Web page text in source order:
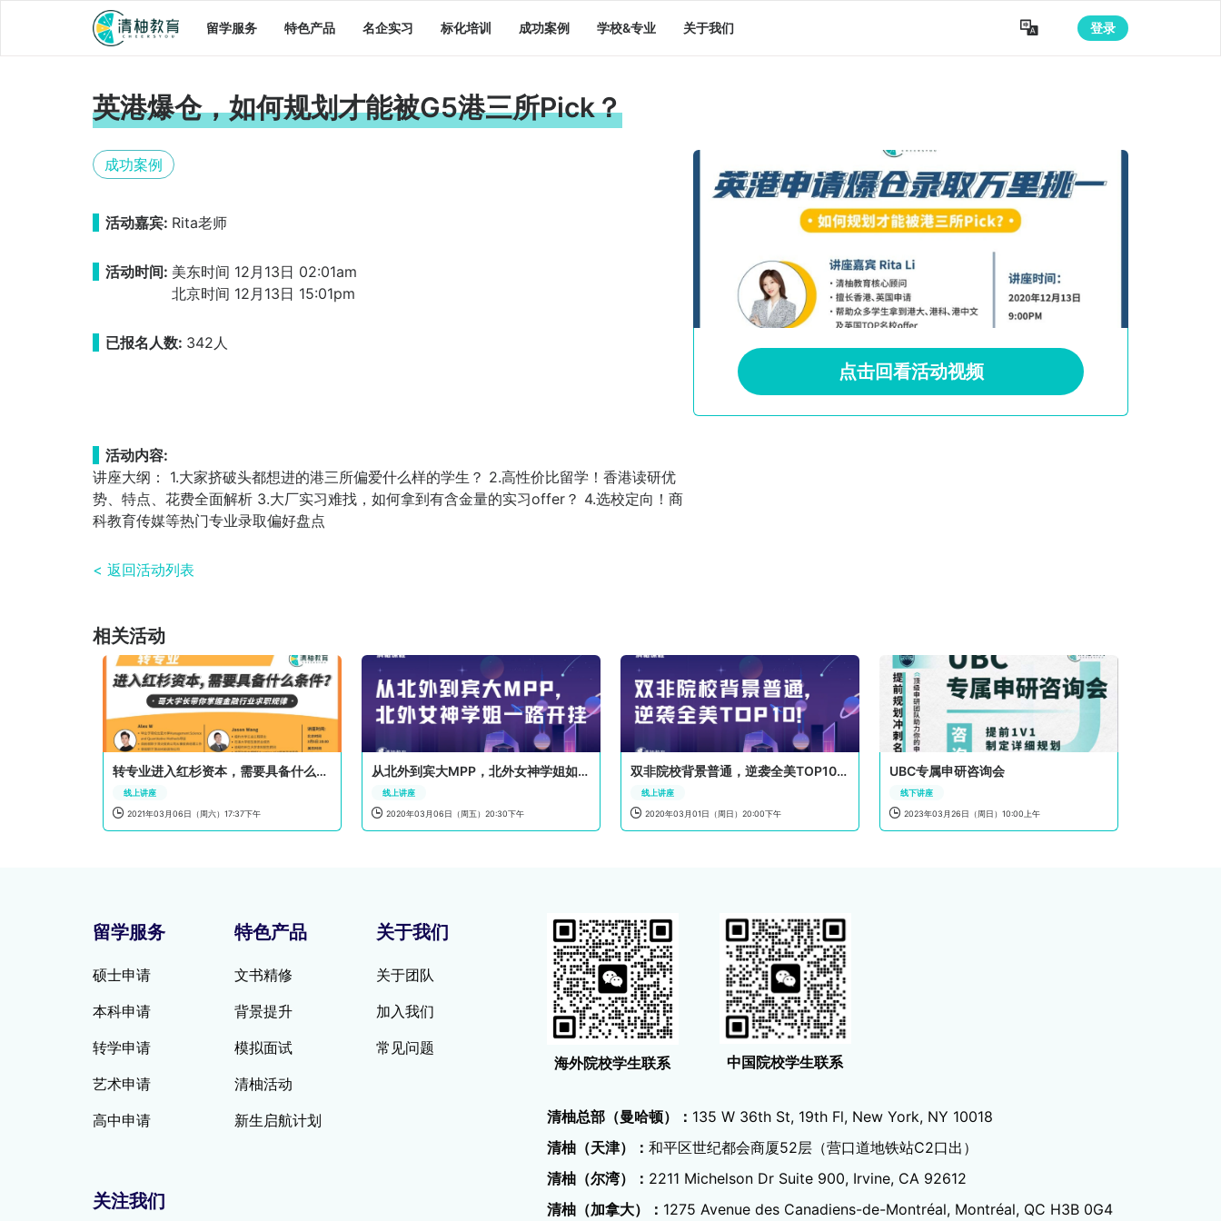
留学服务 特色产品 名企实习 标化培训 成功案例 学校&专业 关于我们 登录

英港爆仓，如何规划才能被G5港三所Pick？
点击回看活动视频
成功案例
活动嘉宾: Rita老师
活动时间: 美东时间 12月13日 02:01am
北京时间 12月13日 15:01pm
已报名人数: 342人
活动内容:
讲座大纲： 1.大家挤破头都想进的港三所偏爱什么样的学生？ 2.高性价比留学！香港读研优
势、特点、花费全面解析 3.大厂实习难找，如何拿到有含金量的实习offer？ 4.选校定向！商
科教育传媒等热门专业录取偏好盘点
< 返回活动列表
相关活动
转专业进入红杉资本，需要具备什么条件？
线上讲座
 2021年03月06日（周六）17:37下午
从北外到宾大MPP，北外女神学姐如何一路开挂
线上讲座
 2020年03月06日（周五）20:30下午
双非院校背景普通，逆袭全美TOP10！
线上讲座
 2020年03月01日（周日）20:00下午
UBC专属申研咨询会
线下讲座
 2023年03月26日（周日）10:00上午
留学服务
硕士申请
本科申请
转学申请
艺术申请
高中申请
特色产品
文书精修
背景提升
模拟面试
清柚活动
新生启航计划
关于我们
关于团队
加入我们
常见问题
关注我们
海外院校学生联系 中国院校学生联系
清柚总部（曼哈顿）： 135 W 36th St, 19th Fl, New York, NY 10018
清柚（天津）： 和平区世纪都会商厦52层（营口道地铁站C2口出）
清柚（尔湾）： 2211 Michelson Dr Suite 900, Irvine, CA 92612
清柚（加拿大）： 1275 Avenue des Canadiens-de-Montréal, Montréal, QC H3B 0G4